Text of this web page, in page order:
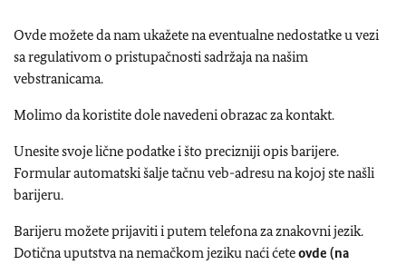
Ovde možete da nam ukažete na eventualne nedostatke u vezi
sa regulativom o pristupačnosti sadržaja na našim
vebstranicama.
Molimo da koristite dole navedeni obrazac za kontakt.
Unesite svoje lične podatke i što precizniji opis barijere.
Formular automatski šalje tačnu veb-adresu na kojoj ste našli
barijeru.
Barijeru možete prijaviti i putem telefona za znakovni jezik.
Dotična uputstva na nemačkom jeziku naći ćeteovde (na